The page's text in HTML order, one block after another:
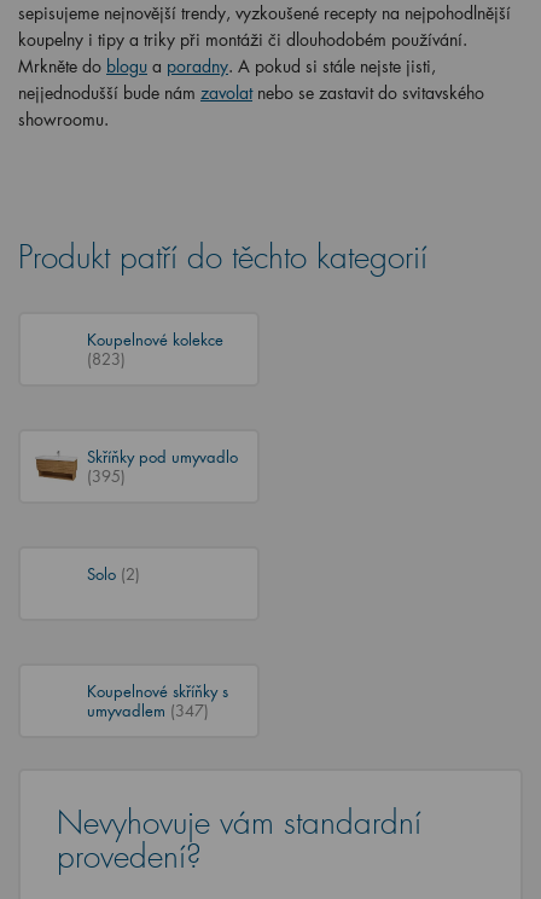
sepisujeme nejnovější trendy, vyzkoušené recepty na nejpohodlnější
koupelny i tipy a triky při montáži či dlouhodobém používání.
Mrkněte do blogu a poradny. A pokud si stále nejste jisti,
nejjednodušší bude nám zavolat nebo se zastavit do svitavského
showroomu.
Produkt patří do těchto kategorií
Koupelnové kolekce
(823)
Skříňky pod umyvadlo
(395)
Solo (2)
Koupelnové skříňky s
umyvadlem (347)
Nevyhovuje vám standardní
provedení?